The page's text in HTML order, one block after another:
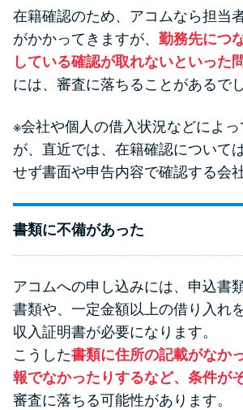
方法はどれ？
年収が低い＆他
落ちる？バンクイ
みずほ銀行カー
合わせ先とシーン
在籍確認のため、アコムなら担当
がかかってきますが、 勤務先につ
している確認が取れないといった
には、審査に落ちることがあるで
※会社や個人の借入状況などによ
が、直近では、在籍確認について
せず書面や申告内容で確認する会
書類に不備があった
アコムへの申し込みには、申込書
書類や、一定金額以上の借り入れ
収入証明書が必要になります。
こうした書類に住所の記載がなか
報でなかったりするなど、条件が
審査に落ちる可能性があります。